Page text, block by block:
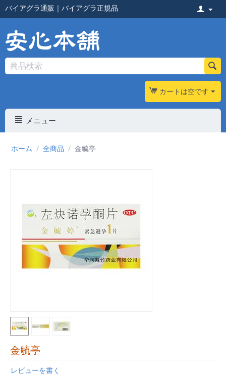
バイアグラ通販 ｜ バイアグラ正規品
カートは空です
メニュー
ホーム / 全商品 / 金毓亭
金毓亭
レビューを書く